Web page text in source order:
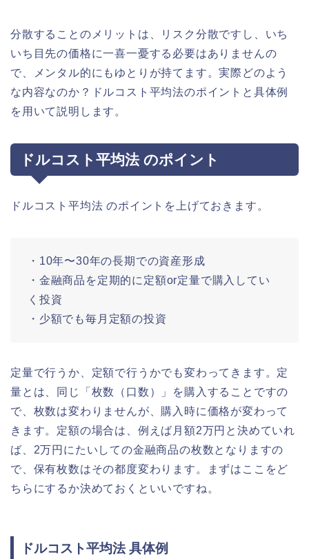
分散することのメリットは、リスク分散ですし、いち
いち目先の価格に一喜一憂する必要はありませんの
で、メンタル的にもゆとりが持てます。実際どのよう
な内容なのか？ドルコスト平均法のポイントと具体例
を用いて説明します。
ドルコスト平均法 のポイント
ドルコスト平均法 のポイントを上げておきます。
・10年〜30年の長期での資産形成
・金融商品を定期的に定額or定量で購入してい
く投資
・少額でも毎月定額の投資
定量で行うか、定額で行うかでも変わってきます。定
量とは、同じ「枚数（口数）」を購入することですの
で、枚数は変わりませんが、購入時に価格が変わって
きます。定額の場合は、例えば月額2万円と決めていれ
ば、2万円にたいしての金融商品の枚数となりますの
で、保有枚数はその都度変わります。まずはここをど
ちらにするか決めておくといいですね。
ドルコスト平均法 具体例